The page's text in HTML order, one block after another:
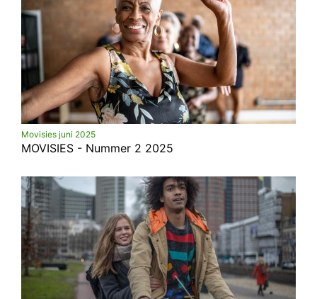
Movisies juni 2025
MOVISIES - Nummer 2 2025